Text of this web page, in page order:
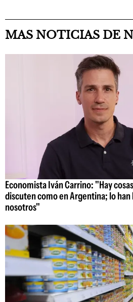
MAS NOTICIAS DE
Economista Iván Carrino: "Hay
discuten como en Argentina; lo
nosotros"